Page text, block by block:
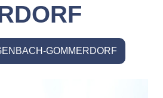
GOMMERDORF